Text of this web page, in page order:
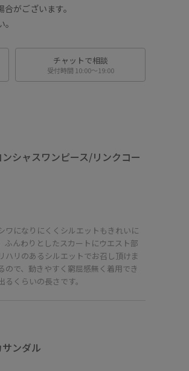
がございます。
チャットで相談
受付時間 10:00〜19:00
シャスワンピース/リンクコー
ワになりにくくシルエットもきれいに
ふんわりとしたスカートにウエスト部
ハリのあるシルエットでお召し頂けま
ので、動きやすく窮屈感無く着用でき
くらいの長さです。
ンダル